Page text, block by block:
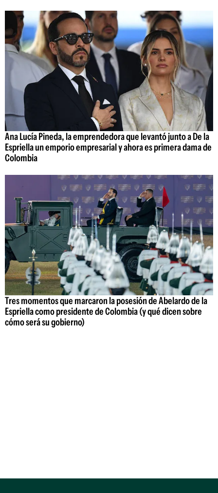
Ana Lucía Pineda, la emprendedora que levantó junto a De la
Espriella un emporio empresarial y ahora es primera dama de
Colombia
Tres momentos que marcaron la posesión de Abelardo de la
Espriella como presidente de Colombia (y qué dicen sobre
cómo será su gobierno)